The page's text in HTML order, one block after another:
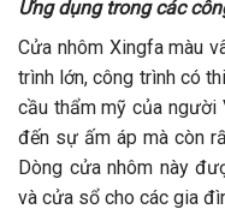
Ứng dụng trong các
Cửa nhôm Xingfa màu
trình lớn, công trình có
cầu thẩm mỹ của người
đến sự ấm áp mà còn
Dòng cửa nhôm này
và cửa sổ cho các gia